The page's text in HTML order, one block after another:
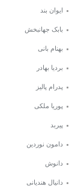
ایوان بند
بابک جهانبخش
بهنام بانی
بردیا بهادر
پدرام پالیز
پوریا ملکی
پیربد
دامون نوردین
دانوش
دانیال هندیانی